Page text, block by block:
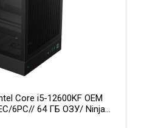
Core i5-12600KF OEM
6PC// 64 ГБ ОЗУ/ Ninja
GDDR6 DVI DP HDMI 2/